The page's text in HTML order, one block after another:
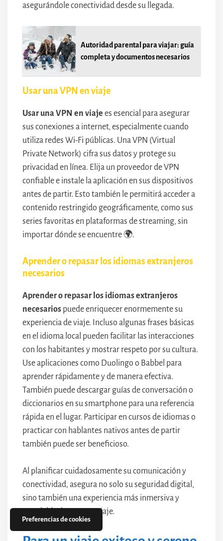
Preferencias de cookies
asegurándole conectividad desde su llegada.
Autoridad parental para viajar: guía
completa y documentos necesarios
Usar una VPN en viaje
Usar una VPN en viaje es esencial para asegurar
sus conexiones a internet, especialmente cuando
utiliza redes Wi-Fi públicas. Una VPN (Virtual
Private Network) cifra sus datos y protege su
privacidad en línea. Elija un proveedor de VPN
confiable e instale la aplicación en sus dispositivos
antes de partir. Esto también le permitirá acceder a
contenido restringido geográficamente, como sus
series favoritas en plataformas de streaming, sin
importar dónde se encuentre 🌍.
Aprender o repasar los idiomas extranjeros
necesarios
Aprender o repasar los idiomas extranjeros
necesarios puede enriquecer enormemente su
experiencia de viaje. Incluso algunas frases básicas
en el idioma local pueden facilitar las interacciones
con los habitantes y mostrar respeto por su cultura.
Use aplicaciones como Duolingo o Babbel para
aprender rápidamente y de manera efectiva.
También puede descargar guías de conversación o
diccionarios en su smartphone para una referencia
rápida en el lugar. Participar en cursos de idiomas o
practicar con hablantes nativos antes de partir
también puede ser beneficioso.
Al planificar cuidadosamente su comunicación y
conectividad, asegura no solo su seguridad digital,
sino también una experiencia más inmersiva y
agradable durante su viaje.